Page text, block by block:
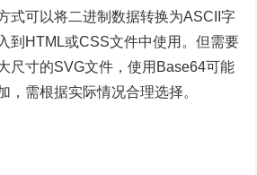
式可以将二进制数据转换为ASCII字
到HTML或CSS文件中使用。但需要
尺寸的SVG文件，使用Base64可能
，需根据实际情况合理选择。